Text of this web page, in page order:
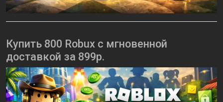
Купить 800 Robux с мгновенной
доставкой за 899р.